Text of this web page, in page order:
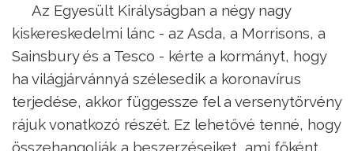
Az Egyesült Királyságban a négy nagy
kiskereskedelmi lánc - az Asda, a Morrisons, a
Sainsbury és a Tesco - kérte a kormányt, hogy
ha világjárvánnyá szélesedik a koronavírus
terjedése, akkor függessze fel a versenytörvény
rájuk vonatkozó részét. Ez lehetővé tenné, hogy
összehangolják a beszerzéseiket, ami főként